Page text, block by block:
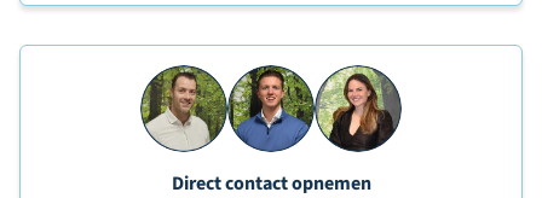
Direct contact opnemen